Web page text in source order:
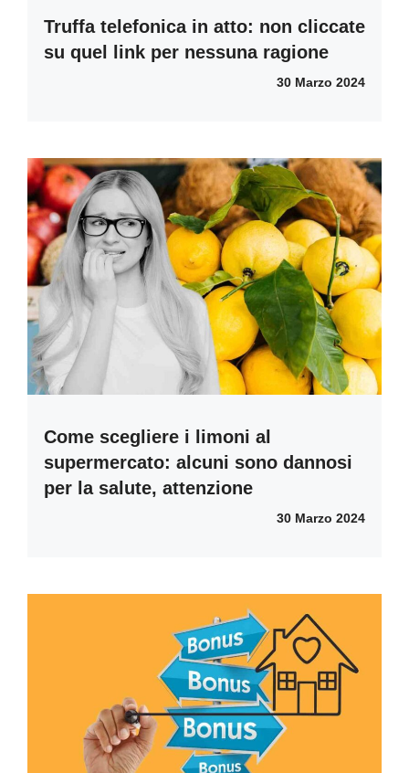
Truffa telefonica in atto: non cliccate
su quel link per nessuna ragione
30 Marzo 2024
Come scegliere i limoni al
supermercato: alcuni sono dannosi
per la salute, attenzione
30 Marzo 2024